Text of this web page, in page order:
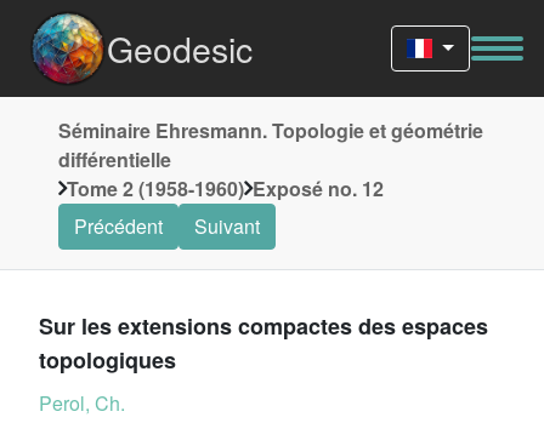
Geodesic
Séminaire Ehresmann. Topologie et géométrie
différentielle
Tome 2 (1958-1960) Exposé no. 12
Précédent
Suivant
Sur les extensions compactes des espaces
topologiques
Perol, Ch.